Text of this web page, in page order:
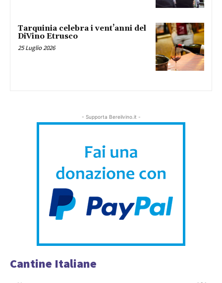
Tarquinia celebra i vent’anni del
DiVino Etrusco
25 Luglio 2026
- Supporta Bereilvino.it -
Cantine Italiane